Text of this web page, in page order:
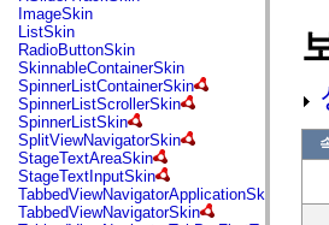
flash.events
flash.external
flash.filesystem
flash.filters
flash.geom
flash.globalization
flash.html
flash.media
flash.net
flash.net.dns
flash.net.drm
flash.notifications
ImageSkin
ListSkin
RadioButtonSkin
SkinnableContainerSkin
SpinnerListContainerSkin
SpinnerListScrollerSkin
SpinnerListSkin
SplitViewNavigatorSkin
StageTextAreaSkin
StageTextInputSkin
TabbedViewNavigatorApplicationSkin
TabbedViewNavigatorSkin